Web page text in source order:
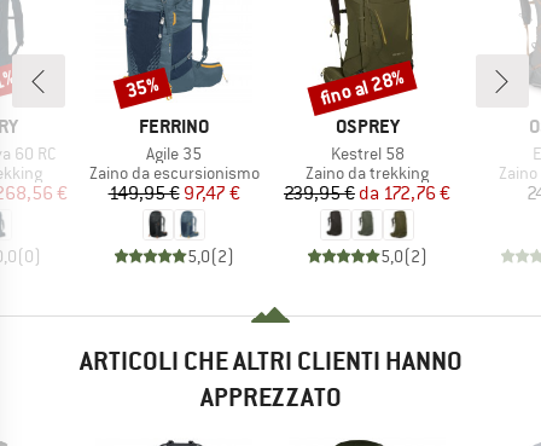
60 RC
ridotto
€
(0)
MARCHIO
FERRINO
Articolo
Agile 35
Gruppo di prodotti
Zaino da escursionismo
Prezzo
149,95 €Prezzo ridotto
97,47 €
5,0(2)
Sconto
35%
MARCHIO
OSPREY
Articolo
Kestrel 58
Gruppo di prodotti
Zaino da trekking
Prezzo
239,95 € Prezzo ridotto
da 172,76 €
5,0(2)
Sconto
fino al 28%
ARTICOLI CHE ALTRI CLIENTI HANNO
APPREZZATO